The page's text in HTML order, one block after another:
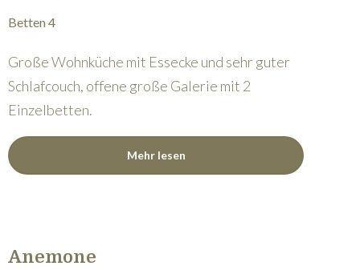
Betten 4
Große Wohnküche mit Essecke und sehr guter
Schlafcouch, offene große Galerie mit 2
Einzelbetten.
Mehr lesen
Anemone